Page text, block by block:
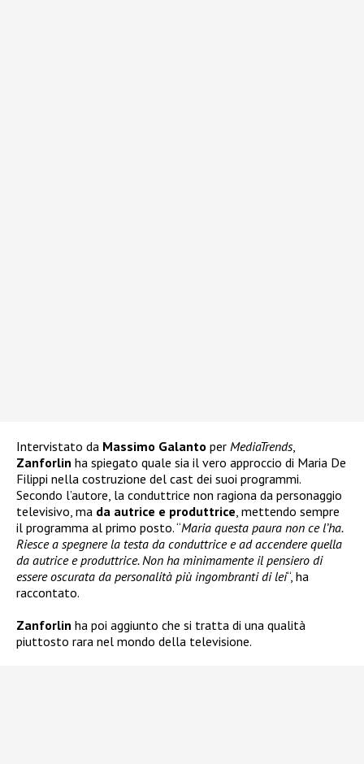
Intervistato da Massimo Galanto per MediaTrends,
Zanforlin ha spiegato quale sia il vero approccio di Maria De
Filippi nella costruzione del cast dei suoi programmi.
Secondo l’autore, la conduttrice non ragiona da personaggio
televisivo, ma da autrice e produttrice , mettendo sempre
il programma al primo posto. “Maria questa paura non ce l’ha.
Riesce a spegnere la testa da conduttrice e ad accendere quella
da autrice e produttrice. Non ha minimamente il pensiero di
essere oscurata da personalità più ingombranti di lei“, ha
raccontato.
Zanforlin ha poi aggiunto che si tratta di una qualità
piuttosto rara nel mondo della televisione.